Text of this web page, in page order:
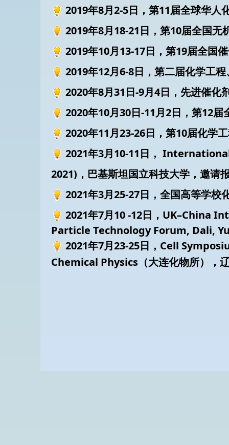
2019年8月2-5日，第11届全球华人
2019年8月18-21日，第10届全国
2019年10月13-17日，第19届全国
2019年12月6-8日，第二届化学工
2020年8月31日-9月4日，先进催
2020年10月30日-11月2日，第12
2020年11月23-26日，第10届化学
2021年3月10-11日，
2021)，巴基斯坦国立科技大学，邀请
2021年3月25-27日，全国高等学校
2021年7月10 -12日，UK–China
Particle Technology Forum, Dali,
2021年7月23-25日， Cell
Chemical Physics（大连化物所），